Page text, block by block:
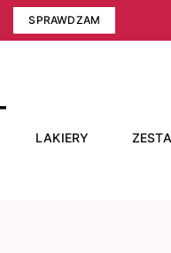
SPRAWDZAM
LAKIERY